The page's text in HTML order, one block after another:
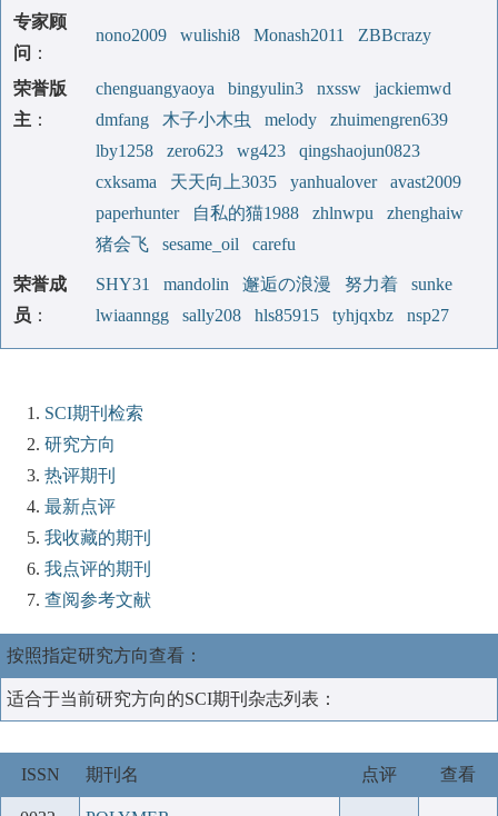
专家顾
问 ：
nono2009 wulishi8 Monash2011 ZBBcrazy
荣誉版
主 ：
chenguangyaoya bingyulin3 nxssw
jackiemwd
dmfang
木子小木虫 melody
zhuimengren639
lby1258
zero623 wg423
qingshaojun0823
cxksama
天天向上3035 yanhualover
avast2009
paperhunter
自私的猫1988 zhlnwpu
zhenghaiw
猪会飞
sesame_oil carefu
荣誉成
员 ：
SHY31 mandolin 邂逅の浪漫 努力着
sunke
lwiaanngg
sally208 hls85915 tyhjqxbz nsp27
SCI期刊检索
研究方向
热评期刊
最新点评
我收藏的期刊
我点评的期刊
查阅参考文献
按照指定研究方向查看：
适合于当前研究方向的SCI期刊杂志列表：
ISSN 期刊名 点评 查看